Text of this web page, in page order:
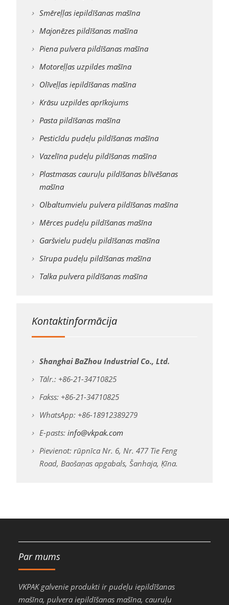
Smēreļļas iepildīšanas mašīna
Majonēzes pildīšanas mašīna
Piena pulvera pildīšanas mašīna
Motoreļļas uzpildes mašīna
Olīveļļas iepildīšanas mašīna
Krāsu uzpildes aprīkojums
Pasta pildīšanas mašīna
Pesticīdu pudeļu pildīšanas mašīna
Vazelīna pudeļu pildīšanas mašīna
Plastmasas cauruļu pildīšanas blīvēšanas
mašīna
Olbaltumvielu pulvera pildīšanas mašīna
Mērces pudeļu pildīšanas mašīna
Garšvielu pudeļu pildīšanas mašīna
Sīrupa pudeļu pildīšanas mašīna
Talka pulvera pildīšanas mašīna
Kontaktinformācija
Shanghai BaZhou Industrial Co., Ltd.
Tālr.: +86-21-34710825
Fakss: +86-21-34710825
WhatsApp: +86-18912389279
E-pasts: info@vkpak.com
Pievienot: rūpnīca Nr. 6, Nr. 477 Tie Feng
Road, Baošaņas apgabals, Šanhaja, Ķīna.
Par mums
VKPAK galvenie produkti ir pudeļu iepildīšanas
mašīna, pulvera iepildīšanas mašīna, cauruļu